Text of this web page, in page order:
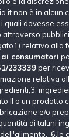
non è in alcun
quali dovesse
relativo alla
consumatori
233339per
relativa
II o un prodotto
e/o
di taluni
6.le